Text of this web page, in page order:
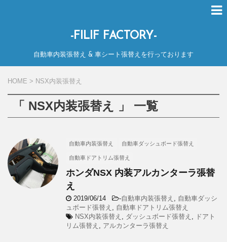
-FILIF FACTORY-
自動車内装張替え & 車シート張替えを行っております
HOME > NSX内装張替え
「 NSX内装張替え 」 一覧
自動車内装張替え 自動車ダッシュボード張替え
自動車ドアトリム張替え
ホンダNSX 内装アルカンターラ張替
え
2019/06/14 -自動車内装張替え , 自動車ダッシ
ュボード張替え , 自動車ドアトリム張替え
NSX内装張替え , ダッシュボード張替え , ドアト
リム張替え , アルカンターラ張替え